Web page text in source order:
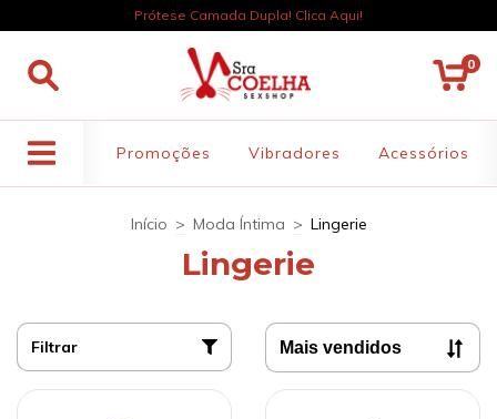
Prótese Camada Dupla! Clica Aqui!
0
Promoções Vibradores Acessórios
Início > Moda Íntima > Lingerie
Lingerie
Filtrar